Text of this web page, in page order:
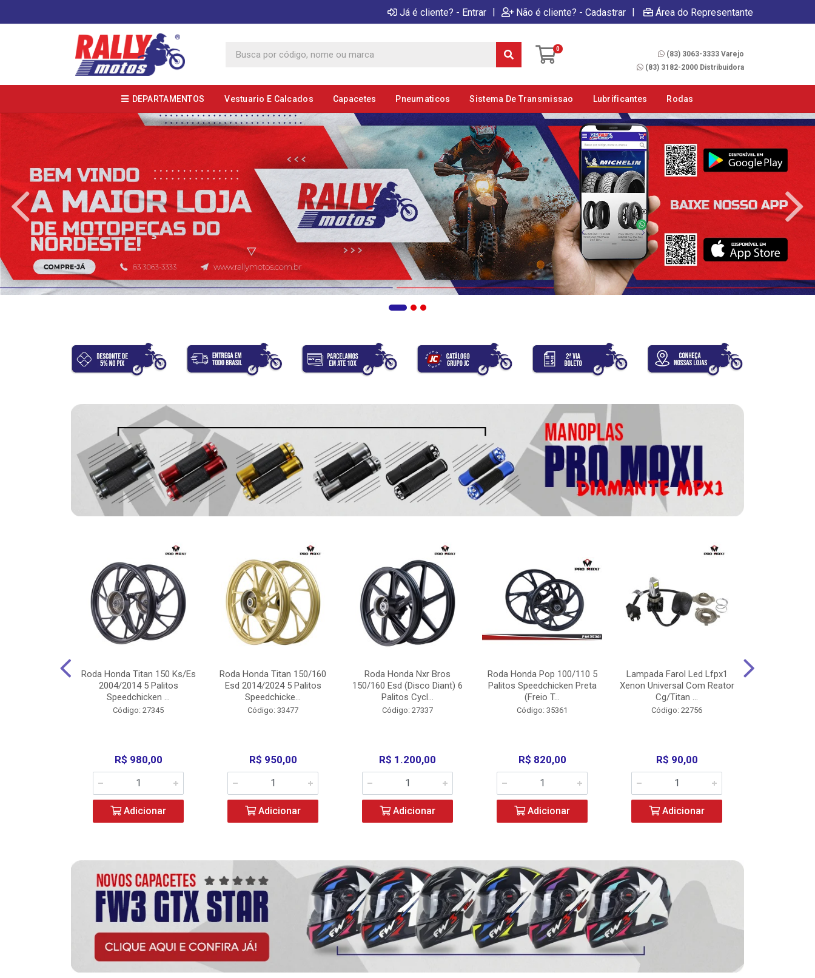
Já é cliente? - Entrar | Não é cliente? - Cadastrar | Área do Representante
0
(83) 3063-3333 Varejo
(83) 3182-2000 Distribuidora
DEPARTAMENTOS Vestuario E Calcados Capacetes Pneumaticos Sistema De Transmissao Lubrificantes Rodas
Roda Honda Titan 150 Ks/Es
2004/2014 5 Palitos
Speedchicken ...
Código: 27345
R$ 980,00
Adicionar
Roda Honda Titan 150/160
Esd 2014/2024 5 Palitos
Speedchicke...
Código: 33477
R$ 950,00
Adicionar
Roda Honda Nxr Bros
150/160 Esd (Disco Diant) 6
Palitos Cycl...
Código: 27337
R$ 1.200,00
Adicionar
Roda Honda Pop 100/110 5
Palitos Speedchicken Preta
(Freio T...
Código: 35361
R$ 820,00
Adicionar
Lampada Farol Led Lfpx1
Xenon Universal Com Reator
Cg/Titan ...
Código: 22756
R$ 90,00
Adicionar